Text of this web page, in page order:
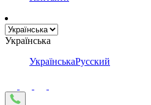
Українська
УкраїнськаРусский